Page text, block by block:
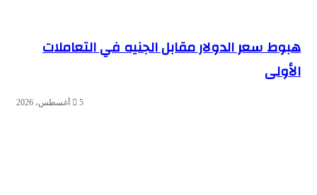
هبوط سعر الدولار مقابل الجنيه في التعاملات
الأولى
5 أغسطس، 2026